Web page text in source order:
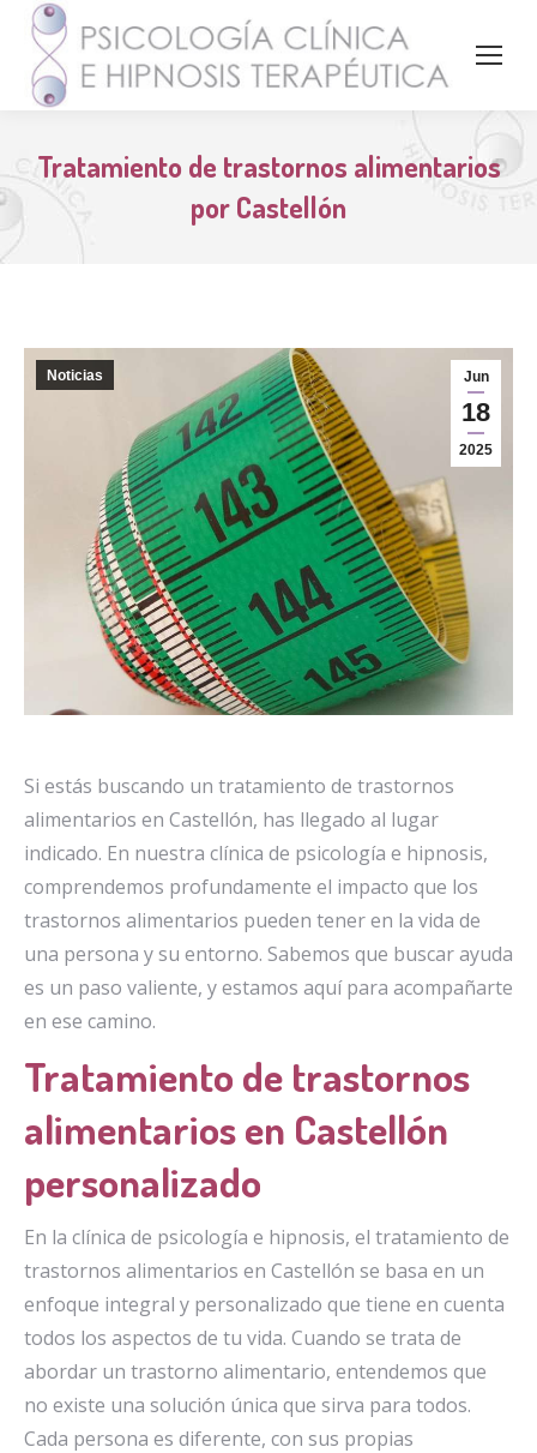
Tratamiento de trastornos alimentarios
por Castellón
Jun
18
2025
Noticias
Si estás buscando un tratamiento de trastornos
alimentarios en Castellón, has llegado al lugar
indicado. En nuestra clínica de psicología e hipnosis,
comprendemos profundamente el impacto que los
trastornos alimentarios pueden tener en la vida de
una persona y su entorno. Sabemos que buscar ayuda
es un paso valiente, y estamos aquí para acompañarte
en ese camino.
Tratamiento de trastornos
alimentarios en Castellón
personalizado
En la clínica de psicología e hipnosis, el tratamiento de
trastornos alimentarios en Castellón se basa en un
enfoque integral y personalizado que tiene en cuenta
todos los aspectos de tu vida. Cuando se trata de
abordar un trastorno alimentario, entendemos que
no existe una solución única que sirva para todos.
Cada persona es diferente, con sus propias